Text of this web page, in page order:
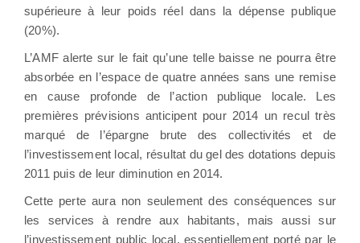
supérieure à leur poids réel dans la dépense publique
(20%).
L’AMF alerte sur le fait qu’une telle baisse ne pourra être
absorbée en l’espace de quatre années sans une remise
en cause profonde de l’action publique locale. Les
premières prévisions anticipent pour 2014 un recul très
marqué de l’épargne brute des collectivités et de
l’investissement local, résultat du gel des dotations depuis
2011 puis de leur diminution en 2014.
Cette perte aura non seulement des conséquences sur
les services à rendre aux habitants, mais aussi sur
l’investissement public local, essentiellement porté par le